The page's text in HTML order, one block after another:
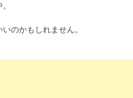
のかもしれません。